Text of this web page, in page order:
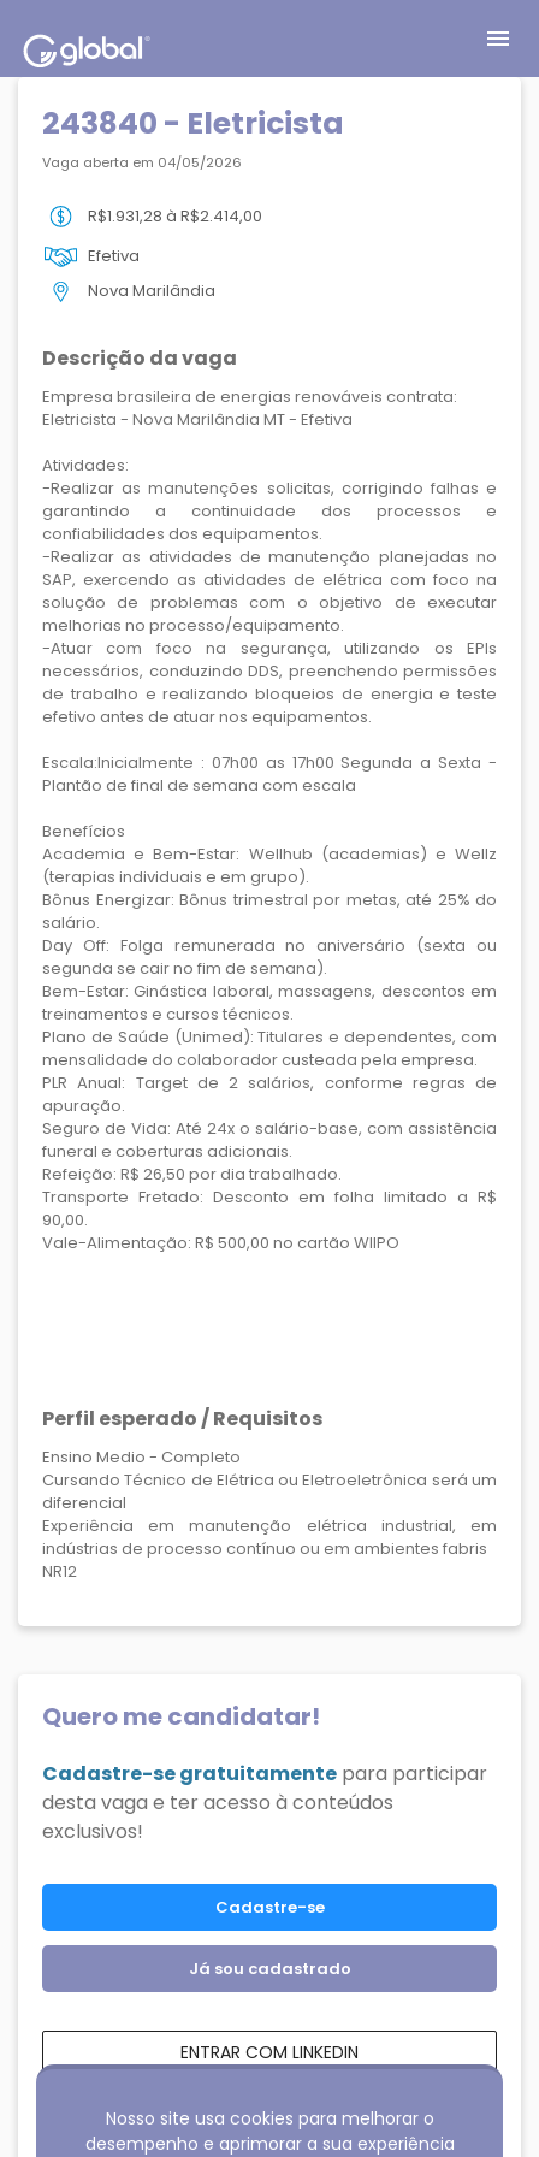
menu
243840 - Eletricista
Vaga aberta em 04/05/2026
R$1.931,28 à R$2.414,00
Efetiva
Nova Marilândia
Descrição da vaga
Empresa brasileira de energias renováveis contrata:
Eletricista - Nova Marilândia MT - Efetiva
Atividades:
-Realizar as manutenções solicitas, corrigindo falhas e
garantindo a continuidade dos processos e
confiabilidades dos equipamentos.
-Realizar as atividades de manutenção planejadas no
SAP, exercendo as atividades de elétrica com foco na
solução de problemas com o objetivo de executar
melhorias no processo/equipamento.
-Atuar com foco na segurança, utilizando os EPIs
necessários, conduzindo DDS, preenchendo permissões
de trabalho e realizando bloqueios de energia e teste
efetivo antes de atuar nos equipamentos.
Escala:Inicialmente : 07h00 as 17h00 Segunda a Sexta -
Plantão de final de semana com escala
Benefícios
Academia e Bem-Estar: Wellhub (academias) e Wellz
(terapias individuais e em grupo).
Bônus Energizar: Bônus trimestral por metas, até 25% do
salário.
Day Off: Folga remunerada no aniversário (sexta ou
segunda se cair no fim de semana).
Bem-Estar: Ginástica laboral, massagens, descontos em
treinamentos e cursos técnicos.
Plano de Saúde (Unimed): Titulares e dependentes, com
mensalidade do colaborador custeada pela empresa.
PLR Anual: Target de 2 salários, conforme regras de
apuração.
Seguro de Vida: Até 24x o salário-base, com assistência
funeral e coberturas adicionais.
Refeição: R$ 26,50 por dia trabalhado.
Transporte Fretado: Desconto em folha limitado a R$
90,00.
Vale-Alimentação: R$ 500,00 no cartão WIIPO
Perfil esperado / Requisitos
Ensino Medio - Completo
Cursando Técnico de Elétrica ou Eletroeletrônica será um
diferencial
Experiência em manutenção elétrica industrial, em
indústrias de processo contínuo ou em ambientes fabris
NR12
Quero me candidatar!
Cadastre-se gratuitamente para participar
desta vaga e ter acesso à conteúdos
exclusivos!
Cadastre-se
Já sou cadastrado
ENTRAR COM LINKEDIN
ENTRAR COM FACEBOOK
Nosso site usa cookies para melhorar o
desempenho e aprimorar a sua experiência